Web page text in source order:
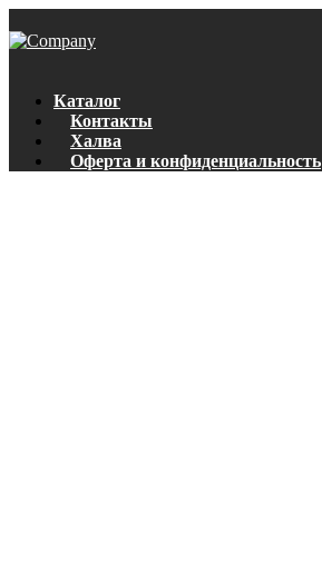
Каталог
Контакты
Халва
Оферта и конфиденциальность